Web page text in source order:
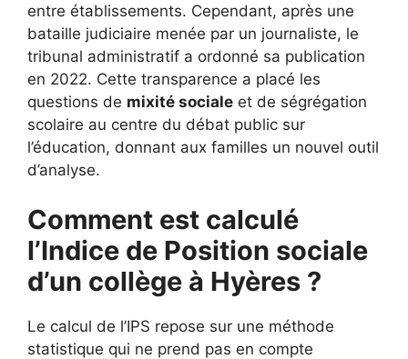
entre établissements. Cependant, après une
bataille judiciaire menée par un journaliste, le
tribunal administratif a ordonné sa publication
en 2022. Cette transparence a placé les
questions de mixité sociale et de ségrégation
scolaire au centre du débat public sur
l’éducation, donnant aux familles un nouvel outil
d’analyse.
Comment est calculé
l’Indice de Position sociale
d’un collège à Hyères ?
Le calcul de l’IPS repose sur une méthode
statistique qui ne prend pas en compte